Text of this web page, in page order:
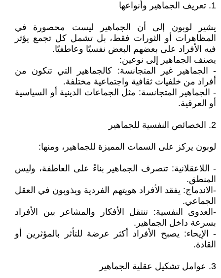
1. تعريف الجماهير وأنواعها
يشير لوبون إلى أن الجماهير ليست محصورة في
المظاهرات أو الثورات فقط، بل تشمل كل تجمع يؤثر
فيه الأفراد على بعضهم البعض نفسيًا وعاطفيًا.
يصنف الجماهير إلى نوعين:
- الجماهير غير المتجانسة: كالجماهير التي تتكون من
أفراد من خلفيات ثقافية واجتماعية مختلفة.
- الجماهير المتجانسة: مثل الجماعات الدينية أو السياسية
أو العرقية.
2. الخصائص النفسية للجماهير
لوبون يركز على السمات المميزة للجماهير، ومنها:
- اللاعقلانية: تتصرف الجماهير بناءً على العاطفة، وليس
المنطق.
-الاندماج: يفقد الأفراد هويتهم الفردية ويذوبون في العقل
الجماعي.
-العدوى النفسية: تنتقل الأفكار والمشاعر بين الأفراد
بسرعة داخل الجماهير.
- الإيحاء: يصبح الأفراد أكثر عرضة للتأثر بالمؤثرين أو
القادة.
3. عوامل تشكيل عقلية الجماهير